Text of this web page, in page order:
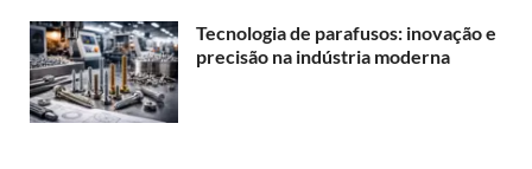
Tecnologia de parafusos: inovação e
precisão na indústria moderna